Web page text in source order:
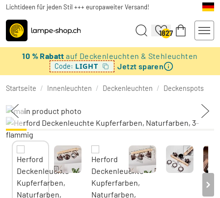
Lichtideen für jeden Stil +++ europaweiter Versand!
1827
10 % Rabattauf Deckenleuchten & Stehleuchten
Code: LIGHT Jetzt sparen
Startseite / Innenleuchten / Deckenleuchten / Deckenspots